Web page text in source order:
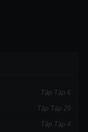
Tập Tập 6
Tập Tập 29
Tập Tập 4